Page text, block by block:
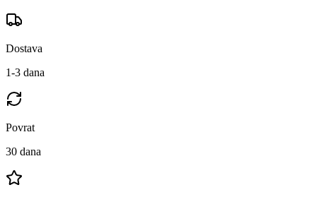
Dostava
1-3 dana
Povrat
30 dana